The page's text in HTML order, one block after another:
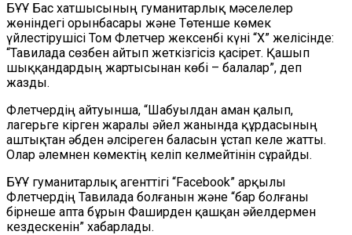
БҰҰ Бас хатшысының гуманитарлық мәселелер
жөніндегі орынбасары және Төтенше көмек
үйлестірушісі Том Флетчер жексенбі күні “X” желісінде:
“Тавилада сөзбен айтып жеткізгісіз қасірет. Қашып
шыққандардың жартысынан көбі – балалар”, деп
жазды.
Флетчердің айтуынша, “Шабуылдан аман қалып,
лагерьге кірген жаралы әйел жанында құрдасының
аштықтан әбден әлсіреген баласын ұстап келе жатты.
Олар әлемнен көмектің келіп келмейтінін сұрайды.
БҰҰ гуманитарлық агенттігі “Facebook” арқылы
Флетчердің Тавилада болғанын және “бар болғаны
бірнеше апта бұрын Фаширден қашқан әйелдермен
кездескенін” хабарлады.